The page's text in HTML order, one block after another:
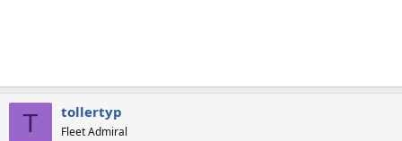
T tollertyp
Fleet Admiral